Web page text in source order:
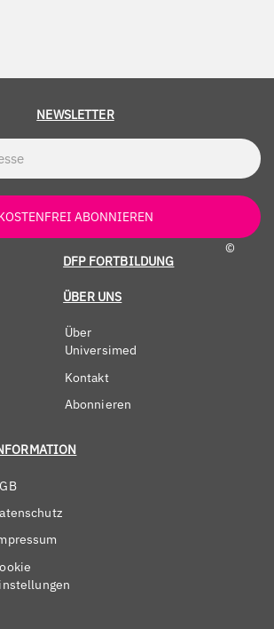
NEWSLETTER
ABONNIEREN
DFP FORTBILDUNG
ÜBER UNS
Über
Universimed
Kontakt
Abonnieren
©